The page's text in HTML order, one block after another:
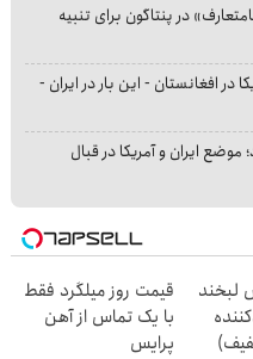
در پنتاگون برای تنبیه
در افغانستان - این بار در ایران -
ایران و آمریکا در قبال
لبخند
قیمت روز میلگرد فقط
با یک تماس از آهن
پرایس